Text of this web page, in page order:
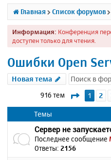
ы
л
к
р
у
м
Главная Список форумов
Информация: Конференция
доступен только для чтения.
Ошибки Open
Новая тема
916 тем 1 2
Темы
Сервер не
Последнее сообщение
Ответы: 2156